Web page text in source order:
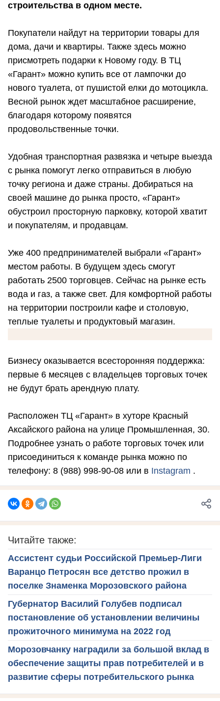
строительства в одном месте.
Покупатели найдут на территории товары для
дома, дачи и квартиры. Также здесь можно
присмотреть подарки к Новому году. В ТЦ
«Гарант» можно купить все от лампочки до
нового туалета, от пушистой елки до мотоцикла.
Весной рынок ждет масштабное расширение,
благодаря которому появятся
продовольственные точки.
Удобная транспортная развязка и четыре выезда
с рынка помогут легко отправиться в любую
точку региона и даже страны. Добираться на
своей машине до рынка просто, «Гарант»
обустроил просторную парковку, которой хватит
и покупателям, и продавцам.
Уже 400 предпринимателей выбрали «Гарант»
местом работы. В будущем здесь смогут
работать 2500 торговцев. Сейчас на рынке есть
вода и газ, а также свет. Для комфортной работы
на территории построили кафе и столовую,
теплые туалеты и продуктовый магазин.
Бизнесу оказывается всесторонняя поддержка:
первые 6 месяцев с владельцев торговых точек
не будут брать арендную плату.
Расположен ТЦ «Гарант» в хуторе Красный
Аксайского района на улице Промышленная, 30.
Подробнее узнать о работе торговых точек или
присоединиться к команде рынка можно по
телефону: 8 (988) 998-90-08 или в Instagram .
Читайте также:
Ассистент судьи Российской Премьер-Лиги
Варанцо Петросян все детство прожил в
поселке Знаменка Морозовского района
Губернатор Василий Голубев подписал
постановление об установлении величины
прожиточного минимума на 2022 год
Морозовчанку наградили за большой вклад в
обеспечение защиты прав потребителей и в
развитие сферы потребительского рынка